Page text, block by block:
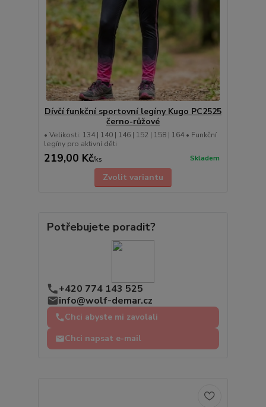
Dívčí funkční sportovní legíny Kugo PC2525
černo-růžové
• Velikosti: 134 | 140 | 146 | 152 | 158 | 164 • Funkční
legíny pro aktivní děti
219,00 Kč/ks Skladem
Zvolit variantu
Potřebujete poradit?
+420 774 143 525
info@wolf-demar.cz
Chci abyste mi zavolali
Chci napsat e-mail